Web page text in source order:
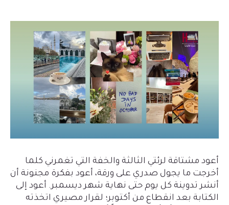
أعود مشتاقة لرئتي الثالثة والخفة التي تغمرني كلما
أخرجت ما يجول صدري على ورقة، أعود بفكرة مجنونة أن
أنشر تدوينة كل يوم حتى نهاية شهر ديسمبر. أعود إلى
الكتابة بعد انقطاع من أكتوبر؛ لقرار مصيري اتخذته